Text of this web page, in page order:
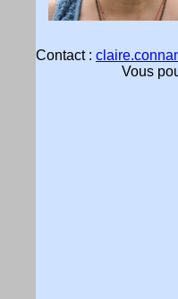
Contact :
Vous pouvez